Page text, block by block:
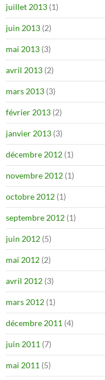
juillet 2013 (1)
juin 2013 (2)
mai 2013 (3)
avril 2013 (2)
mars 2013 (3)
février 2013 (2)
janvier 2013 (3)
décembre 2012 (1)
novembre 2012 (1)
octobre 2012 (1)
septembre 2012 (1)
juin 2012 (5)
mai 2012 (2)
avril 2012 (3)
mars 2012 (1)
décembre 2011 (4)
juin 2011 (7)
mai 2011 (5)